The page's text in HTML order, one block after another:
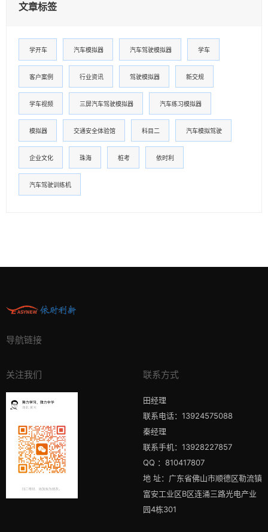
文章标签
学开车 汽车模拟器 汽车驾驶模拟器 学车
客户案例 行业资讯 驾驶模拟器 新交规
学车视频 三屏汽车驾驶模拟器 汽车练习模拟器
模拟器 交通安全体验馆 科目二 汽车模拟驾驶
企业文化 珠海 桩考 依时利
汽车驾驶训练机
导航链接
关注我们 联系方式
田经理
联系电话：13924575088
秦经理
联系手机：13928227857
QQ ：810417807
地 址：广东省佛山市顺德区勒流镇
富安工业区B区连涌三路光电产业
园4栋301